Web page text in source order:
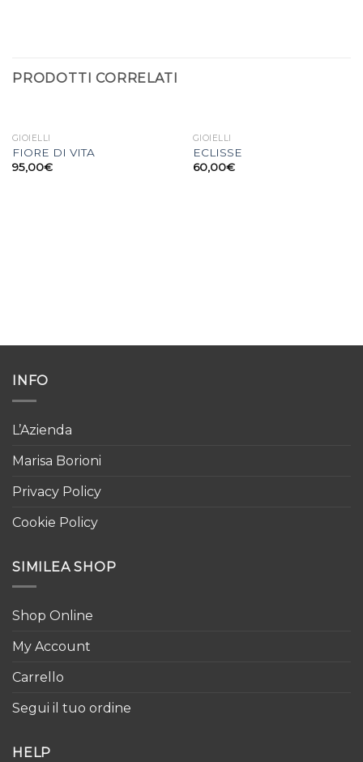
PRODOTTI CORRELATI
GIOIELLI
FIORE DI VITA
95,00€
GIOIELLI
ECLISSE
60,00€
INFO
L’Azienda
Marisa Borioni
Privacy Policy
Cookie Policy
SIMILEA SHOP
Shop Online
My Account
Carrello
Segui il tuo ordine
HELP